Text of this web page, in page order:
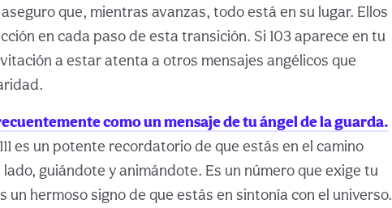
que, mientras avanzas, todo está en su lugar. Ellos
en cada paso de esta transición. Si 103 aparece en tu
a estar atenta a otros mensajes angélicos que
como un mensaje de tu ángel de la guarda.
es un potente recordatorio de que estás en el camino
guiándote y animándote. Es un número que exige tu
un hermoso signo de que estás en sintonía con el universo.